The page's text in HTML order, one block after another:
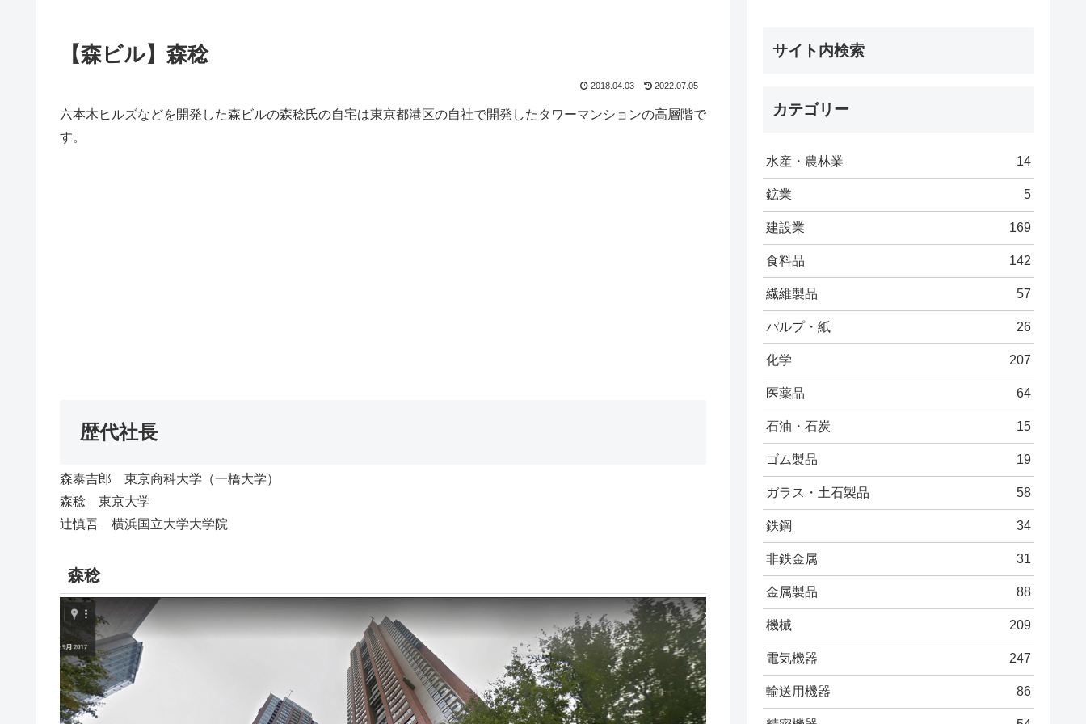
【森ビル】森稔
2018.04.03 2022.07.05
六本木ヒルズなどを開発した森ビルの森稔氏の自宅は東京都港区の自社で開発したタワーマンションの高層階で
す。
歴代社長
森泰吉郎 東京商科大学（一橋大学）
森稔 東京大学
辻慎吾 横浜国立大学大学院
森稔
サイト内検索
カテゴリー
水産・農林業 14
鉱業 5
建設業 169
食料品 142
繊維製品 57
パルプ・紙 26
化学 207
医薬品 64
石油・石炭 15
ゴム製品 19
ガラス・土石製品 58
鉄鋼 34
非鉄金属 31
金属製品 88
機械 209
電気機器 247
輸送用機器 86